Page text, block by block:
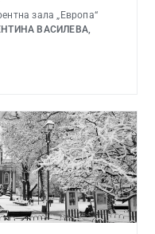
зала „Европа“
ВАСИЛЕВА,